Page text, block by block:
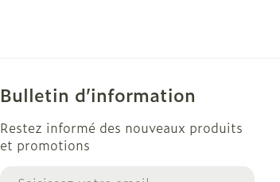
Bulletin d’information
Restez informé des nouveaux produits
et promotions